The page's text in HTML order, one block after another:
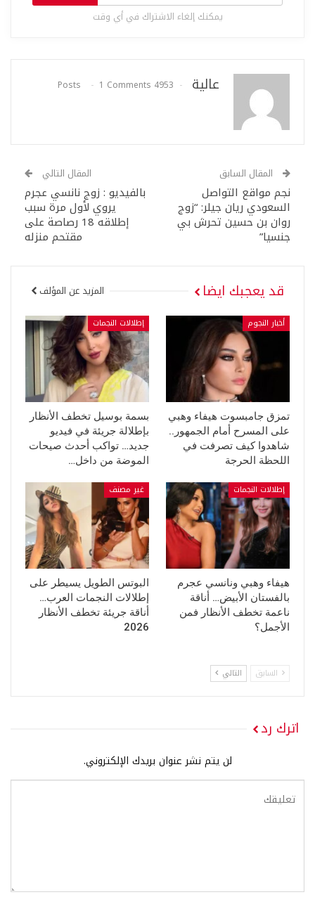
يمكنك إلغاء الاشتراك في أي وقت
عالية 4953 Posts
1 Comments
المقال السابق
نجم مواقع التواصل
السعودي ريان جيلر: “زوج
روان بن حسين تحرش بي
جنسيا”
المقال التالي
بالفيديو : زوج نانسي عجرم
يروي لأول مرة سبب
إطلاقه 18 رصاصة على
مقتحم منزله
قد يعجبك ايضا المزيد عن المؤلف
أخبار النجوم
تمزق جامبسوت هيفاء وهبي
على المسرح أمام الجمهور..
شاهدوا كيف تصرفت في
اللحظة الحرجة
إطلالات النجمات
بسمة بوسيل تخطف الأنظار
بإطلالة جريئة في فيديو
جديد… تواكب أحدث صيحات
الموضة من داخل…
إطلالات النجمات
هيفاء وهبي ونانسي عجرم
بالفستان الأبيض… أناقة
ناعمة تخطف الأنظار فمن
الأجمل؟
غير مصنف
البوتس الطويل يسيطر على
إطلالات النجمات العرب…
أناقة جريئة تخطف الأنظار
2026
السابق التالي
اترك رد
لن يتم نشر عنوان بريدك الإلكتروني.